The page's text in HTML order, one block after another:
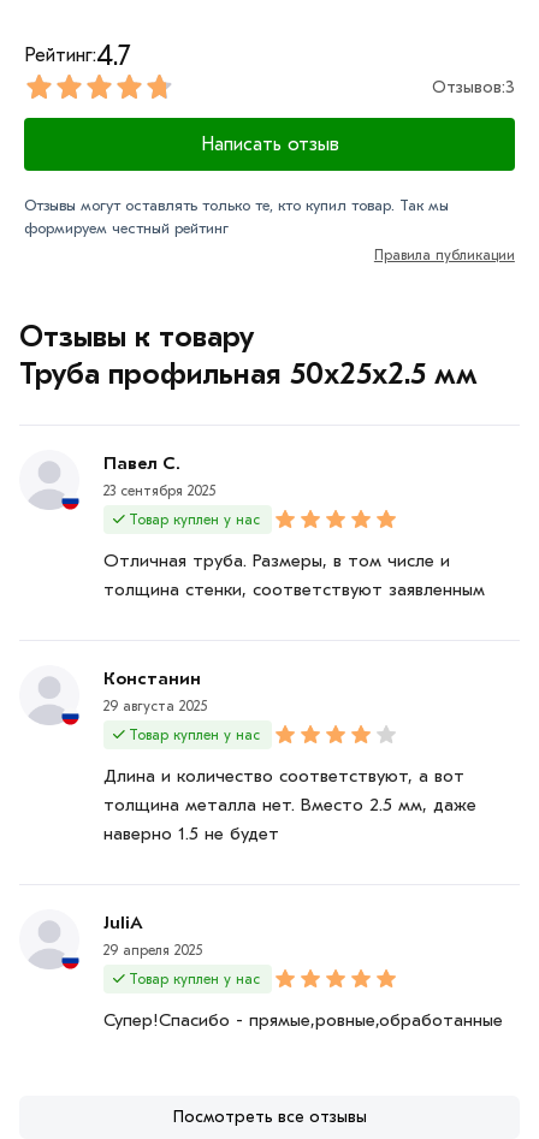
Отзывы к товару
Труба профильная 50х25х2.5 мм
Павел С.
23 сентября 2025
Товар куплен у нас
Отличная труба. Размеры, в том числе и
толщина стенки, соответствуют заявленным
Констанин
29 августа 2025
Товар куплен у нас
Длина и количество соответствуют, а вот
толщина металла нет. Вместо 2.5 мм, даже
наверно 1.5 не будет
JuliA
29 апреля 2025
Товар куплен у нас
Супер!Спасибо - прямые,ровные,обработанные
Посмотреть все отзывы
Рейтинг:4.7
Отзывов:3
Написать отзыв
Отзывы могут оставлять только те, кто купил товар. Так мы
формируем честный рейтинг
Правила публикации